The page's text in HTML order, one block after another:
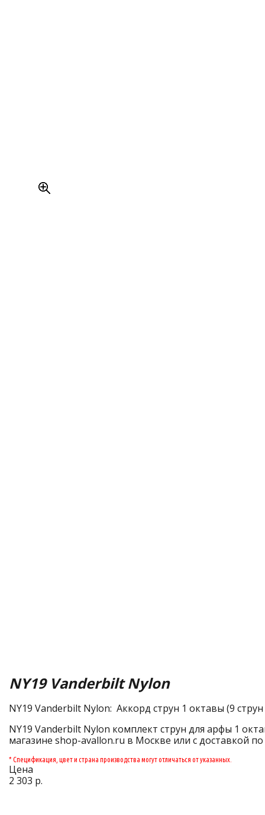
NY19 Vanderbilt Nylon
NY19 Vanderbilt Nylon: Аккорд струн 1 октавы (9 струн
NY19 Vanderbilt Nylon комплект струн для арфы 1
магазине shop-avallon.ru в Москве или с доставкой по
* Спецификация, цвет и страна производства могут отличаться от указанных.
Цена
2 303 р.